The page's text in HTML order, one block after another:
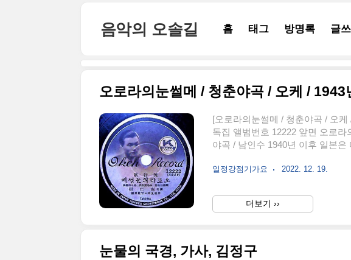
음악의 오솔길 홈 태그 방명록 글쓰
오로라의눈썰메 / 청춘야곡 / 오케 / 1943
[오로라의눈썰메 / 청춘야곡 / 오
독집 앨범번호 12222 앞면 오로
야곡 / 남인수 1940년 이후 일본
들은 집을 떠나 머나면 타향으로
러한 심정을 잘 담아내고 있다. 오
눈보라의 지평선 젊은 피도 얼어
일정강점기가요 2022. 12. 19.
더보기 ››
눈물의 국경, 가사, 김정구